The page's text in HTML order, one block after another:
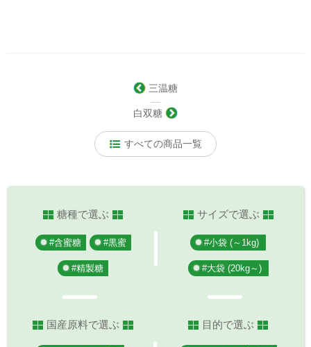
三温糖
―
白双糖
すべての商品一覧
糖種で選ぶ
#含蜜糖 #黒蜜
#精製糖
サイズで選ぶ
#小袋 (～1kg)
#大袋 (20kg～)
国産原料で選ぶ 目的で選ぶ